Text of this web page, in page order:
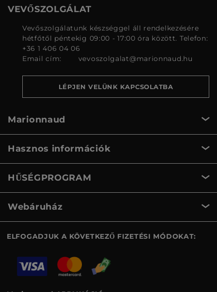
VEVŐSZOLGÁLAT
Vevőszolgálatunk készséggel áll rendelkezésére
hétfőtől péntekig 09:00 - 17:00 óra között. Telefon:
+36 1 406 04 06
Email cím:
vevoszolgalat@marionnaud.hu
LÉPJEN VELÜNK KAPCSOLATBA
Marionnaud
Hasznos információk
HŰSÉGPROGRAM
Webáruház
ELFOGADJUK A KÖVETKEZŐ FIZETÉSI MÓDOKAT: